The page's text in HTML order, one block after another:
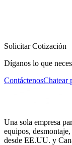
Solicitar Cotización
Díganos lo que
ContáctenosChatear
Una sola empresa
equipos,
desde EE.UU. y